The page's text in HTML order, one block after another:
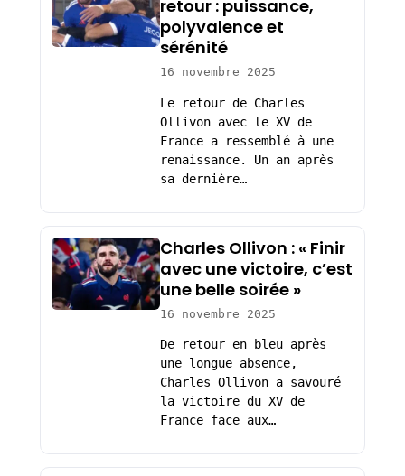
retour : puissance,
polyvalence et
sérénité
16 novembre 2025
Le retour de Charles
Ollivon avec le XV de
France a ressemblé à une
renaissance. Un an après
sa dernière…
Charles Ollivon : « Finir
avec une victoire, c’est
une belle soirée »
16 novembre 2025
De retour en bleu après
une longue absence,
Charles Ollivon a savouré
la victoire du XV de
France face aux…